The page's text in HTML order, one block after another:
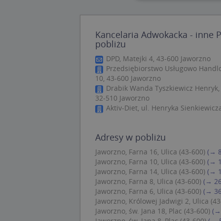
Kancelaria Adwokacka - inne
pobliżu
DPD, Matejki 4, 43-600 Jaworzno
Przedsiębiorstwo Usługowo
10, 43-600 Jaworzno
Drabik Wanda Tyszkiewicz
32-510 Jaworzno
Aktiv-Diet, ul. Henryka
Adresy w pobliżu
Jaworzno, Farna 16, Ulica (43-600) (→
Jaworzno, Farna 10, Ulica (43-600) (→
Jaworzno, Farna 14, Ulica (43-600) (→
Jaworzno, Farna 8, Ulica (43-600) (→
Jaworzno, Farna 6, Ulica (43-600) (→
Jaworzno, Królowej Jadwigi 2, Ulica
Jaworzno, św. Jana 18, Plac (43-600) (→
Niezbędne pliki
Nazwa
Nazwa
_ga_DEEKR6C5LV
Nazwa
MUID
Nazwa